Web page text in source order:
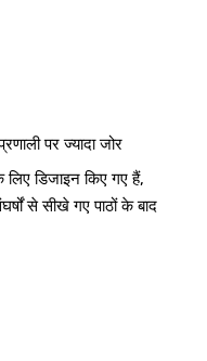
पर ज्यादा जोर
डिजाइन किए गए हैं,
से सीखे गए पाठों के बाद